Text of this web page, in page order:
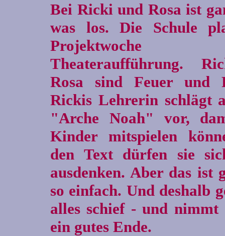
Bei Ricki und Rosa ist
was los. Die Schule
Theateraufführung.
Rosa sind Feuer und
Rickis Lehrerin schlägt
"Arche Noah" vor,
Kinder mitspielen
den Text dürfen sie
ausdenken. Aber das ist
so einfach. Und deshalb
alles schief - und nimmt
ein gutes Ende.